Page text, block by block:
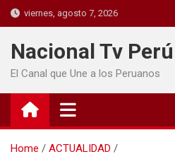
viernes, agosto 7, 2026
Nacional Tv Perú
El Canal que Une a los Peruanos
Home
ACTUALIDAD